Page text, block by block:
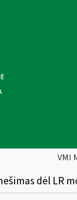
VMI
dėl LR